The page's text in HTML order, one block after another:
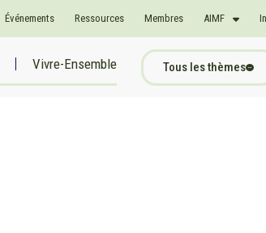
Événements Ressources Membres AIMF
Vivre-Ensemble Tous les thèmes